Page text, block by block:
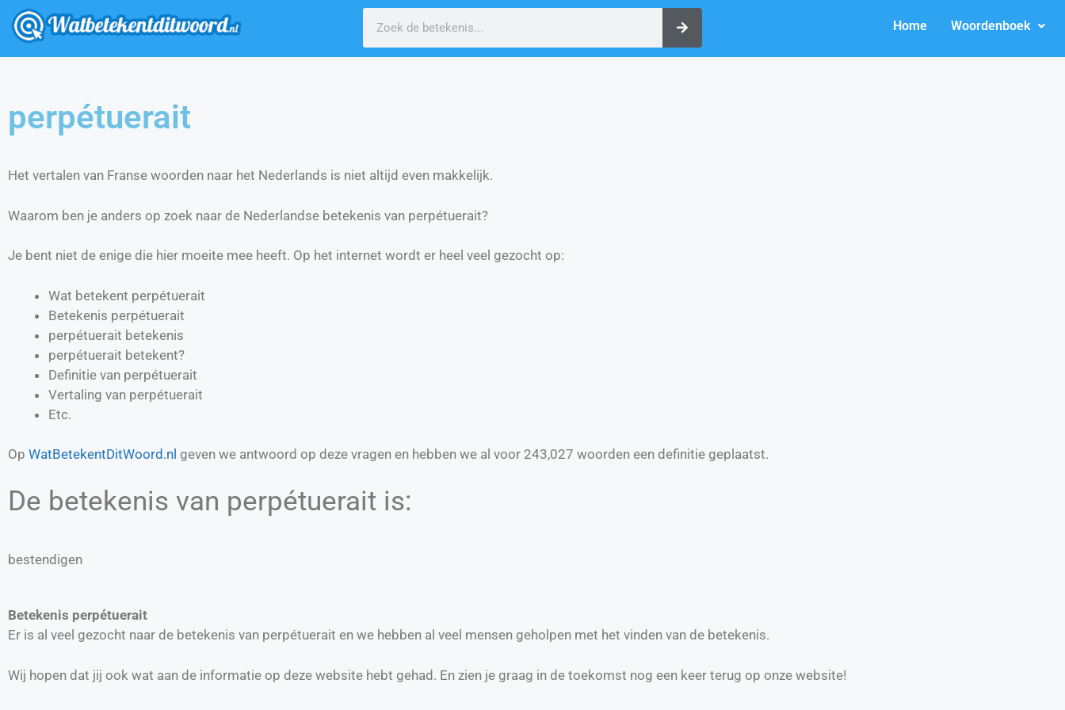
Home Woordenboek
perpétuerait
Het vertalen van Franse woorden naar het Nederlands is niet altijd even makkelijk.
Waarom ben je anders op zoek naar de Nederlandse betekenis van perpétuerait?
Je bent niet de enige die hier moeite mee heeft. Op het internet wordt er heel veel gezocht op:
Wat betekent perpétuerait
Betekenis perpétuerait
perpétuerait betekenis
perpétuerait betekent?
Definitie van perpétuerait
Vertaling van perpétuerait
Etc.
Op WatBetekentDitWoord.nl geven we antwoord op deze vragen en hebben we al voor 243,027 woorden een definitie geplaatst.
De betekenis van perpétuerait is:
bestendigen
Betekenis perpétuerait
Er is al veel gezocht naar de betekenis van perpétuerait en we hebben al veel mensen geholpen met het vinden van de betekenis.
Wij hopen dat jij ook wat aan de informatie op deze website hebt gehad. En zien je graag in de toekomst nog een keer terug op onze website!